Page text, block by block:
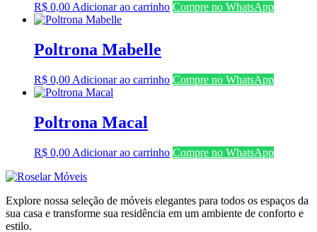
R$ 0,00 Adicionar ao carrinho Compre no WhatsApp
Poltrona Mabelle
R$ 0,00 Adicionar ao carrinho Compre no WhatsApp
Poltrona Macal
R$ 0,00 Adicionar ao carrinho Compre no WhatsApp
Explore nossa seleção de móveis elegantes para todos os espaços da
sua casa e transforme sua residência em um ambiente de conforto e
estilo.